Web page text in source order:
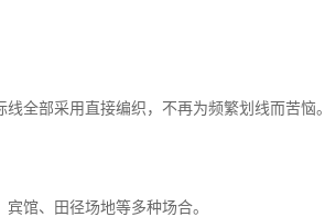
全部采用直接编织，不再为频繁划线而苦恼。
馆、田径场地等多种场合。